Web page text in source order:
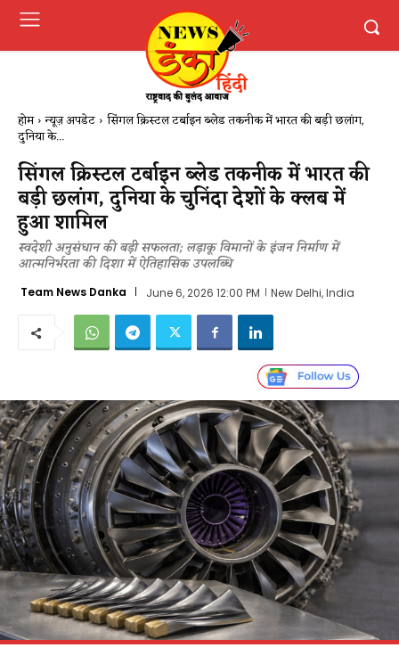
होम न्यूज़ अपडेट सिंगल क्रिस्टल टर्बाइन ब्लेड तकनीक में भारत की बड़ी छलांग,
दुनिया के...
सिंगल क्रिस्टल टर्बाइन ब्लेड तकनीक में भारत की
बड़ी छलांग, दुनिया के चुनिंदा देशों के क्लब में
हुआ शामिल
स्वदेशी अनुसंधान की बड़ी सफलता; लड़ाकू विमानों के इंजन निर्माण में
आत्मनिर्भरता की दिशा में ऐतिहासिक उपलब्धि
Team News Danka June 6, 2026 12:00 PM New Delhi, India